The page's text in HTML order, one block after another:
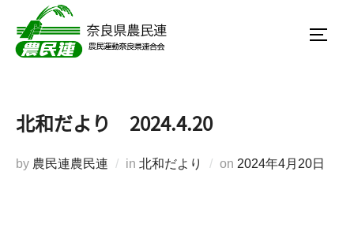
北和だより 2024.4.20
by 農民連農民連 in 北和だより on 2024年4月20日